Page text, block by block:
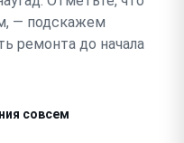
— подскажем
ремонта до начала
совсем